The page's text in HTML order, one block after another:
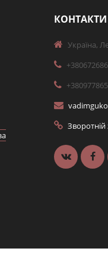
КОНТАКТИ
Україна,
Зворотній